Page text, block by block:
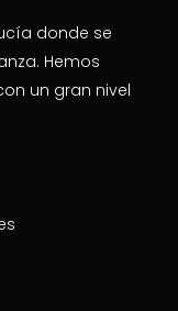
donde se
Hemos
un gran nivel